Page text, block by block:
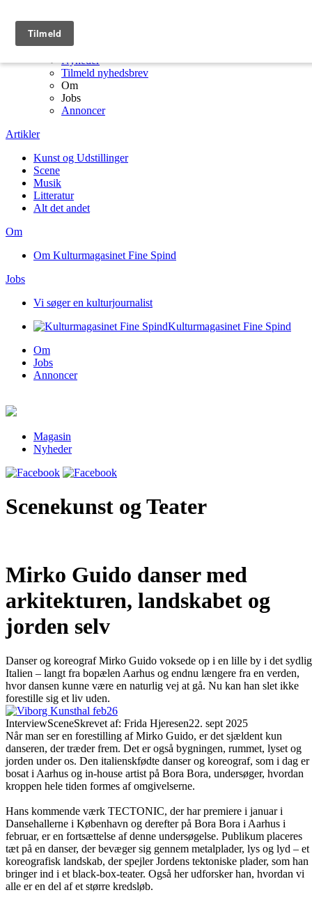
Artikler
Nyheder
Tilmeld nyhedsbrev
Om
Jobs
Annoncer
Artikler
Kunst og Udstillinger
Scene
Musik
Litteratur
Alt det andet
Om
Om Kulturmagasinet Fine Spind
Jobs
Vi søger en kulturjournalist
Kulturmagasinet Fine Spind
Om
Jobs
Annoncer
Magasin
Nyheder
Scenekunst og Teater
Mirko Guido danser med
arkitekturen, landskabet og
jorden selv
Danser og koreograf Mirko Guido voksede op i en lille by i det
Italien – langt fra bopælen Aarhus og endnu længere fra en verden,
hvor dansen kunne være en naturlig vej at gå. Nu kan han slet ikke
forestille sig et liv uden.
InterviewSceneSkrevet af: Frida Hjeresen22. sept 2025
Når man ser en forestilling af Mirko Guido, er det sjældent kun
danseren, der træder frem. Det er også bygningen, rummet, lyset og
jorden under os. Den italienskfødte danser og koreograf, som i dag er
bosat i Aarhus og in-house artist på Bora Bora, undersøger, hvordan
kroppen hele tiden formes af omgivelserne.
Hans kommende værk TECTONIC, der har premiere i januar i
Dansehallerne i København og derefter på Bora Bora i Aarhus i
februar, er en fortsættelse af denne undersøgelse. Publikum placeres
tæt på en danser, der bevæger sig gennem metalplader, lys og lyd – et
koreografisk landskab, der spejler Jordens tektoniske plader, som han
bringer ind i et black-box-teater. Også her udforsker han, hvordan vi
alle er en del af et større kredsløb.